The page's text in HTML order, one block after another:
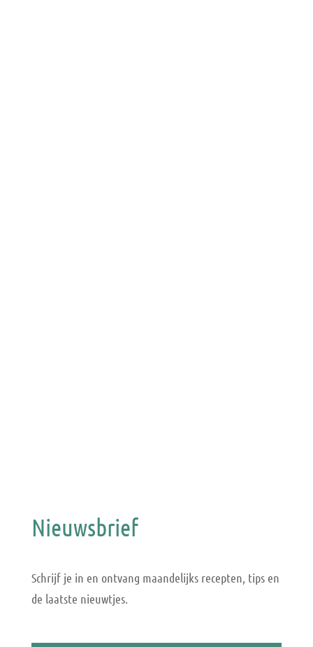
Nieuwsbrief
Schrijf je in en ontvang maandelijks recepten, tips en
de laatste nieuwtjes.